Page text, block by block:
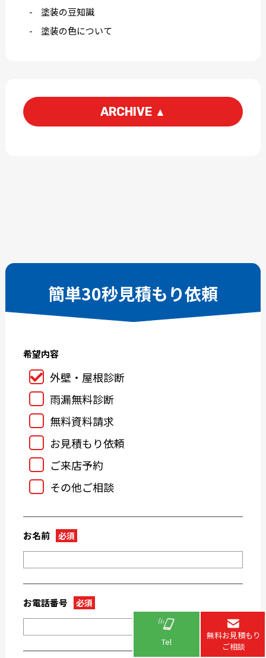
無料お見積もり
ご相談
Tel
塗装の豆知識
塗装の色について
ARCHIVE ▲
2025-04
2025-03
2025-02
2025-01
2024-10
2024-08
2024-06
2024-04
2024-02
2023-12
2023-10
2023-08
2023-01
2022-09
2022-08
2022-07
2022-05
2022-04
2022-03
2022-02
簡単30秒見積もり依頼
希望内容
外壁・屋根診断
雨漏無料診断
無料資料請求
お見積もり依頼
ご来店予約
その他ご相談
お名前 必須
お電話番号 必須